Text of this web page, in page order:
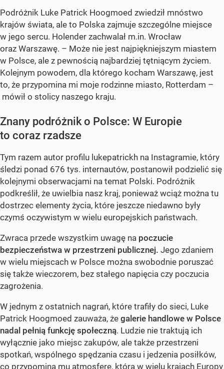
Podróżnik Luke Patrick Hoogmoed zwiedził mnóstwo
krajów świata, ale to Polska zajmuje szczególne miejsce
w jego sercu. Holender zachwalał m.in. Wrocław
oraz Warszawę. – Może nie jest najpiękniejszym miastem
w Polsce, ale z pewnością najbardziej tętniącym życiem.
Kolejnym powodem, dla którego kocham Warszawę, jest
to, że przypomina mi moje rodzinne miasto, Rotterdam –
mówił o stolicy naszego kraju.
Znany podróżnik o Polsce: W Europie
to coraz rzadsze
Tym razem autor profilu lukepatrickh na Instagramie, który
śledzi ponad 676 tys. internautów, postanowił podzielić się
kolejnymi obserwacjami na temat Polski. Podróżnik
podkreślił, że uwielbia nasz kraj, ponieważ wciąż można tu
dostrzec elementy życia, które jeszcze niedawno były
czymś oczywistym w wielu europejskich państwach.
Zwraca przede wszystkim uwagę na poczucie
bezpieczeństwa w przestrzeni publicznej. Jego zdaniem
w wielu miejscach w Polsce można swobodnie poruszać
się także wieczorem, bez stałego napięcia czy poczucia
zagrożenia.
W jednym z ostatnich nagrań, które trafiły do sieci, Luke
Patrick Hoogmoed zauważa, że galerie handlowe w Polsce
nadal pełnią funkcję społeczną. Ludzie nie traktują ich
wyłącznie jako miejsc zakupów, ale także przestrzeni
spotkań, wspólnego spędzania czasu i jedzenia posiłków,
co przypomina mu atmosferę, która w wielu krajach Europy